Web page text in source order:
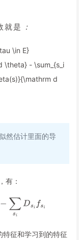
就是 ：
\in E}
\theta} - \sum_{s_i
d
然估计里面的导
有：
征和学习到的特征